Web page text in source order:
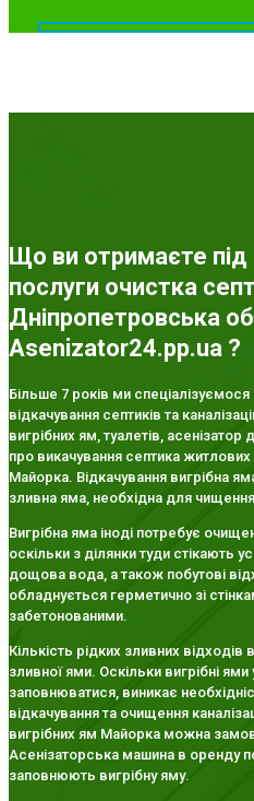
Що ви отримаєте
послуги очистка
Дніпропетровська
Asenizator24.pp.ua ?
Більше 7 років ми
відкачування септиків та
вигрібних ям, туалетів,
про викачування септика житлових
Майорка. Відкачування вигрібна
зливна яма, необхідна для чищення
Вигрібна яма іноді потребує
оскільки з ділянки туди стікають
дощова вода, а також побутові
обладнується герметично зі
забетонованими.
Кількість рідких зливних
зливної ями. Оскільки вигрібні
заповнюватися, виникає
відкачування та очищення
вигрібних ям Майорка можна
Асенізаторська машина в оренду
заповнюють вигрібну яму.